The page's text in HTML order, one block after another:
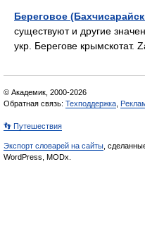
Береговое
существуют и другие
укр. Берегове
© Академик, 2000-2026
Обратная связь: Техподдержка
👣 Путешествия
Экспорт словарей на сайты ,
WordPress, MODx.